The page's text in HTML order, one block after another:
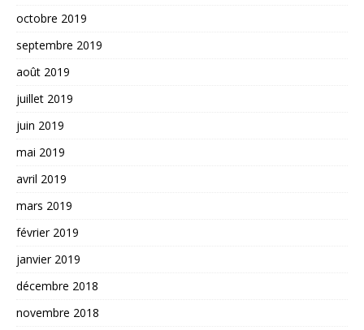
octobre 2019
septembre 2019
août 2019
juillet 2019
juin 2019
mai 2019
avril 2019
mars 2019
février 2019
janvier 2019
décembre 2018
novembre 2018